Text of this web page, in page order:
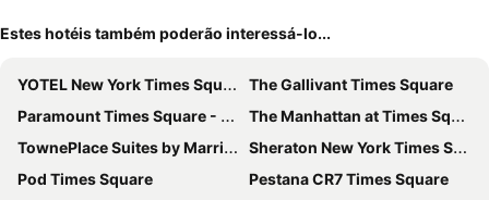
Estes hotéis também poderão interessá-lo...
YOTEL New York Times Square
The Gallivant Times Square
Paramount Times Square - A Generator Hotel
The Manhattan at Times Square Hotel
TownePlace Suites by Marriott New York Long Island City/Manhattan View
Sheraton New York Times Square Hotel
Pod Times Square
Pestana CR7 Times Square